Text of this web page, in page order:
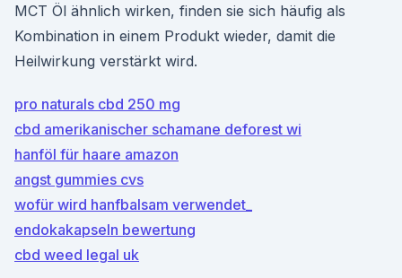
MCT Öl ähnlich wirken, finden sie sich häufig als
Kombination in einem Produkt wieder, damit die
Heilwirkung verstärkt wird.
pro naturals cbd 250 mg
cbd amerikanischer schamane deforest wi
hanföl für haare amazon
angst gummies cvs
wofür wird hanfbalsam verwendet_
endokakapseln bewertung
cbd weed legal uk